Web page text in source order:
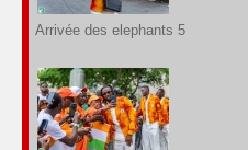
Arrivée des elephants 5